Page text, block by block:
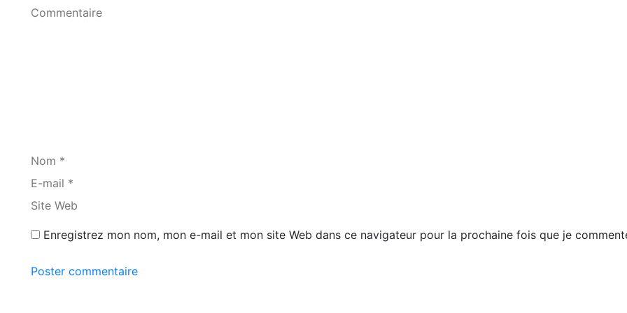
Commentaire
Nom *
E-mail *
Site Web
Enregistrez mon nom, mon e-mail et mon site Web dans ce navigateur pour la prochaine fois que je
Poster commentaire